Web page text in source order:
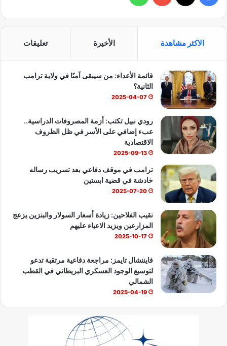
ي
و
ك
X
Y
T
u
e
ا
ا
ب
الاكثر مشاهدة الأخيرة تعليقات
قائمة الأعداء: من سيبقى آمنًا في ولاية ترامب
الثانية؟
2025-04-07
رودي نبيل تكتب: أزمة المصروفات الدراسية..
عبء إضافي على الأسر في ظل الظروف
الاقتصادية
2025-09-13
ترامب في موقف دفاعي بعد تسريب رساله
خادشة في قضية ابستين
2025-07-20
نقيب الفلاحين: زيادة أسعار السولار والبنزين يزعج
المزارعين ويزيد الاعباء عليهم
2025-10-17
فايننشال تايمز: مراجعة دفاعية مرتقبة تدعو
لتوسيع الوجود العسكري البريطاني في القطب
الشمالي
2025-04-19